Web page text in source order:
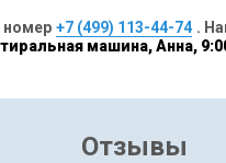
номер +7 (499) 113-44-74 .
машина, Анна,
Отзывы